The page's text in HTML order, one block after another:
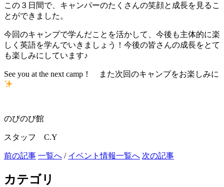
この３日間で、キャンパーのたくさんの笑顔と成長を見るこ
とができました。
今回のキャンプで学んだことを活かして、今後も主体的に楽
しく英語を学んでいきましょう！今後の皆さんの成長をとて
も楽しみにしています♪
See you at the next camp！ また次回のキャンプをお楽しみに
のびのび館
スタッフ C.Y
前の記事 一覧へ / イベント情報一覧へ 次の記事
カテゴリ